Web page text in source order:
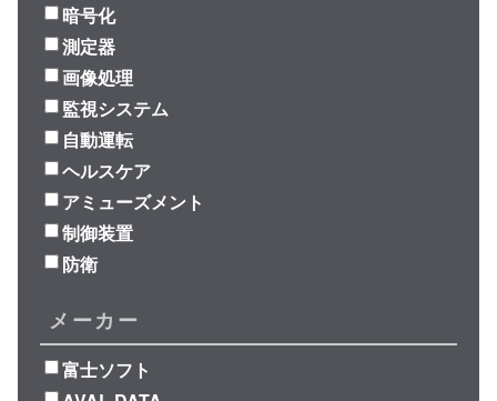
暗号化
測定器
画像処理
監視システム
自動運転
ヘルスケア
アミューズメント
制御装置
防衛
メーカー
富士ソフト